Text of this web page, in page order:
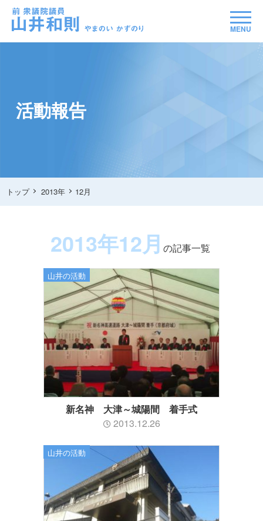
MENU
活動報告
トップ 2013年 12月
2013年12月 の記事一覧
山井の活動
新名神 大津～城陽間 着手式
2013.12.26
山井の活動